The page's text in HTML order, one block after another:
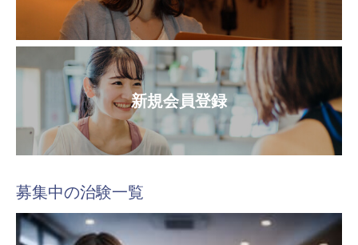
新規会員登録
募集中の治験一覧